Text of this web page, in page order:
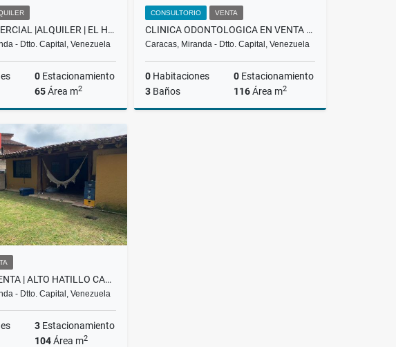
LOCAL COMERCIAL |ALQUILER | EL HATILLO |
- Dtto. Capital, Venezuela
0 Estacionamiento
65Área m2
Alquiler
US$600
CONSULTORIO VENTA
CLINICA ODONTOLOGICA EN VENTA LA TRINIDAD/BARUTA RH
Caracas, Miranda - Dtto. Capital, Venezuela
0 Habitaciones 0 Estacionamiento
3 Baños 116Área m2
CASA | EN VENTA | ALTO HATILLO CALLE LA CIMA | BEZ-005-25
- Dtto. Capital, Venezuela
3 Estacionamiento
104Área m2